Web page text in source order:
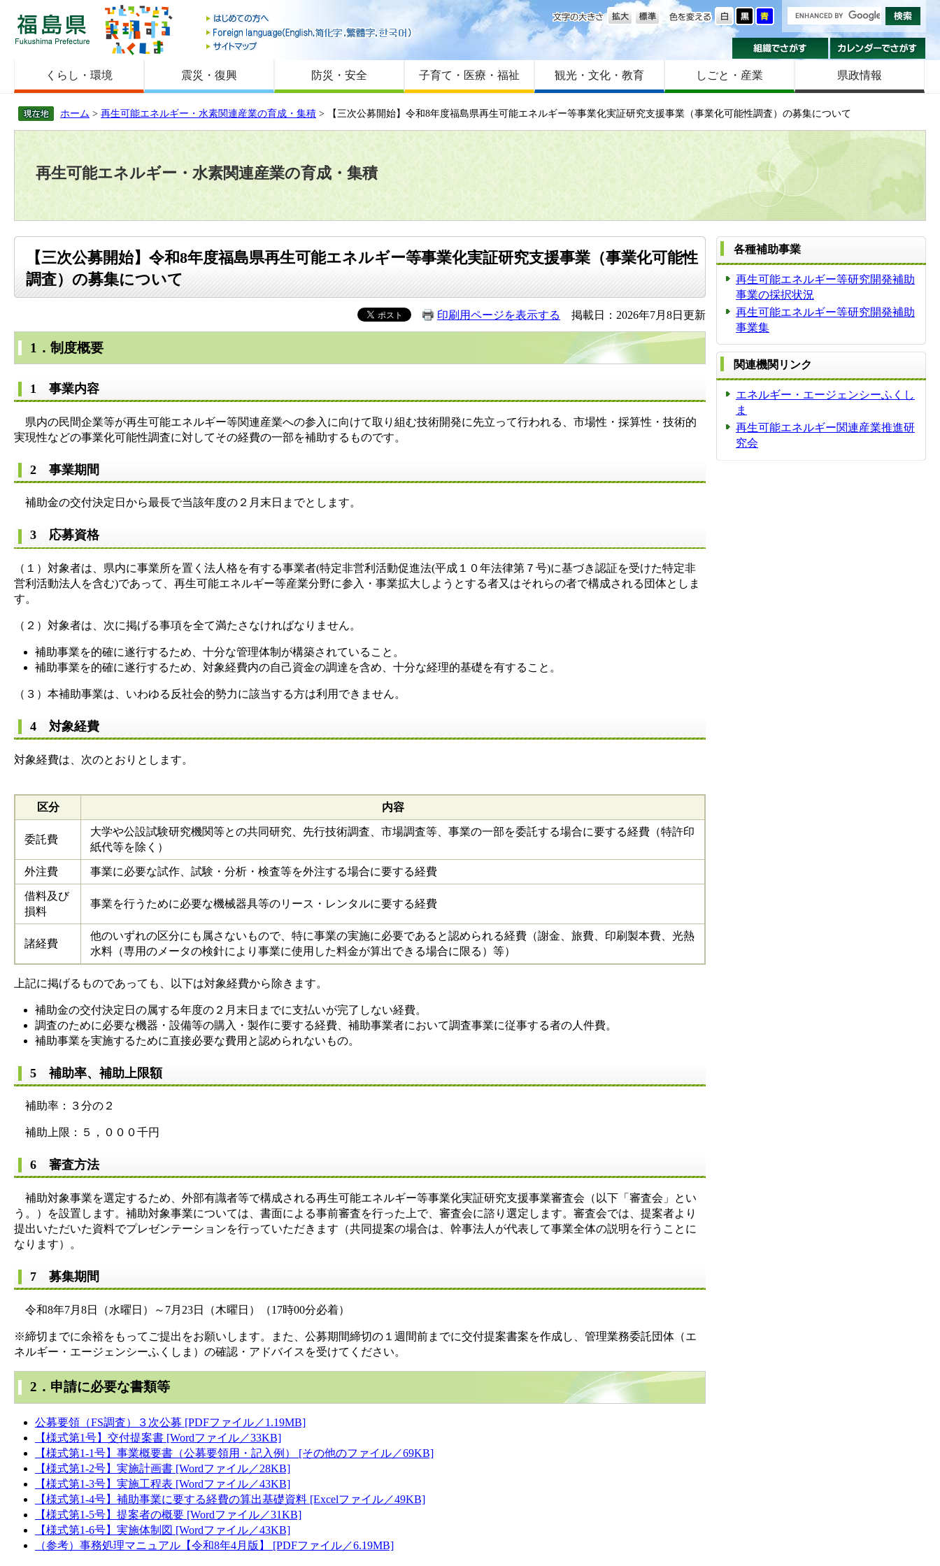
福島県
はじめての方へ
Foreign language
サイトマップ
色を変える
文字の大きさ
組織でさがす
くらし・環境 震災・復興 防災・安全 子育て・医療・福祉 観光・文化・教育 しごと・産業 県政情報
ホーム > 再生可能エネルギー・水素関連産業の育成・集積 > 【三次公募開始】令和8年度福島県再生可能エネルギー等事業化実証研究支援事業（事業化可能性調査）の募集について
再生可能エネルギー・水素関連産業の育成・集積
【三次公募開始】令和8年度福島県再生可能エネルギー等事業化実証研究支援事業（事業化可能性
調査）の募集について
印刷用ページを表示する 掲載日：2026年7月8日更新
1．制度概要
1 事業内容
県内の民間企業等が再生可能エネルギー等関連産業への参入に向けて取り組む技術開発に先立って行われる、市場性・採算性・技術的
実現性などの事業化可能性調査に対してその経費の一部を補助するものです。
2 事業期間
補助金の交付決定日から最長で当該年度の２月末日までとします。
3 応募資格
（１）対象者は、県内に事業所を置く法人格を有する事業者(特定非営利活動促進法(平成１０年法律第７号)に基づき認証を受けた特定非
営利活動法人を含む)であって、再生可能エネルギー等産業分野に参入・事業拡大しようとする者又はそれらの者で構成される団体としま
す。
（２）対象者は、次に掲げる事項を全て満たさなければなりません。
補助事業を的確に遂行するため、十分な管理体制が構築されていること。
補助事業を的確に遂行するため、対象経費内の自己資金の調達を含め、十分な経理的基礎を有すること。
（３）本補助事業は、いわゆる反社会的勢力に該当する方は利用できません。
4 対象経費
対象経費は、次のとおりとします。
区分 内容
委託費
大学や公設試験研究機関等との共同研究、先行技術調査、市場調査等、事業の一部を委託する場合に要する経費（特許印
紙代等を除く）
外注費 事業に必要な試作、試験・分析・検査等を外注する場合に要する経費
借料及び
損料
事業を行うために必要な機械器具等のリース・レンタルに要する経費
諸経費
他のいずれの区分にも属さないもので、特に事業の実施に必要であると認められる経費（謝金、旅費、印刷製本費、光熱
水料（専用のメータの検針により事業に使用した料金が算出できる場合に限る）等）
上記に掲げるものであっても、以下は対象経費から除きます。
補助金の交付決定日の属する年度の２月末日までに支払いが完了しない経費。
調査のために必要な機器・設備等の購入・製作に要する経費、補助事業者において調査事業に従事する者の人件費。
補助事業を実施するために直接必要な費用と認められないもの。
5 補助率、補助上限額
補助率：３分の２
補助上限：５，０００千円
6 審査方法
補助対象事業を選定するため、外部有識者等で構成される再生可能エネルギー等事業化実証研究支援事業審査会（以下「審査会」とい
う。）を設置します。補助対象事業については、書面による事前審査を行った上で、審査会に諮り選定します。審査会では、提案者より
提出いただいた資料でプレゼンテーションを行っていただきます（共同提案の場合は、幹事法人が代表して事業全体の説明を行うことに
なります）。
7 募集期間
令和8年7月8日（水曜日）～7月23日（木曜日）（17時00分必着）
※締切までに余裕をもってご提出をお願いします。また、公募期間締切の１週間前までに交付提案書案を作成し、管理業務委託団体（エ
ネルギー・エージェンシーふくしま）の確認・アドバイスを受けてください。
2．申請に必要な書類等
公募要領（FS調査）３次公募 [PDFファイル／1.19MB]
【様式第1号】交付提案書 [Wordファイル／33KB]
【様式第1-1号】事業概要書（公募要領用・記入例） [その他のファイル／69KB]
【様式第1-2号】実施計画書 [Wordファイル／28KB]
【様式第1-3号】実施工程表 [Wordファイル／43KB]
【様式第1-4号】補助事業に要する経費の算出基礎資料 [Excelファイル／49KB]
【様式第1-5号】提案者の概要 [Wordファイル／31KB]
【様式第1-6号】実施体制図 [Wordファイル／43KB]
（参考）事務処理マニュアル【令和8年4月版】 [PDFファイル／6.19MB]
各種補助事業
再生可能エネルギー等研究開発補助
事業の採択状況
再生可能エネルギー等研究開発補助
事業集
関連機関リンク
エネルギー・エージェンシーふくし
ま
再生可能エネルギー関連産業推進研
究会